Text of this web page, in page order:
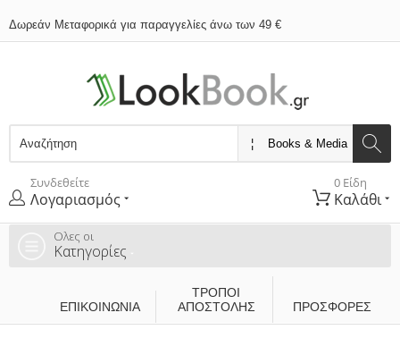
Δωρεάν Μεταφορικά για παραγγελίες άνω των 49 €
Συνδεθείτε
Λογαριασμός
0 Είδη
Καλάθι
Ολες οι
Κατηγορίες
ΕΠΙΚΟΙΝΩΝΊΑ
ΤΡΌΠΟΙ
ΑΠΟΣΤΟΛΉΣ
ΠΡΟΣΦΟΡΕΣ